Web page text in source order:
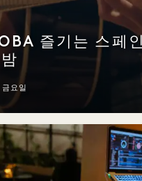
즐기는 스페
요일